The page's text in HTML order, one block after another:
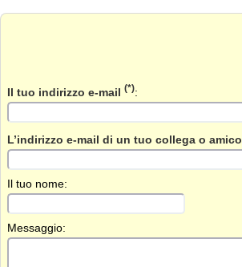
Il tuo indirizzo e-mail (*):
L’indirizzo e-mail di un tuo collega o amico
Il tuo nome:
Messaggio: